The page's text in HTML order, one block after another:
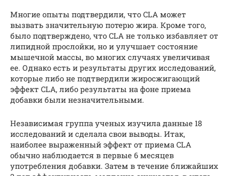
Многие опыты подтвердили, что CLA может
вызвать значительную потерю жира. Кроме того,
было подтверждено, что CLA не только избавляет от
липидной прослойки, но и улучшает состояние
мышечной массы, во многих случаях увеличивая
ее. Однако есть и результаты других исследований,
которые либо не подтвердили жиросжигающий
эффект CLA, либо результаты на фоне приема
добавки были незначительными.
Независимая группа ученых изучила данные 18
исследований и сделала свои выводы. Итак,
наиболее выраженный эффект от приема CLA
обычно наблюдается в первые 6 месяцев
употребления добавки. Затем в течение ближайших